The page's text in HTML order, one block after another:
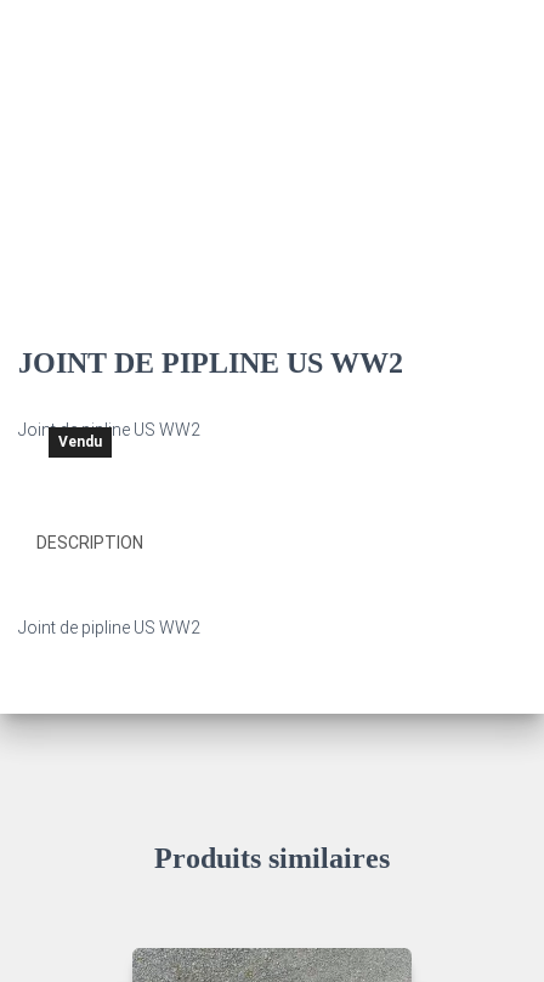
Vendu
JOINT DE PIPLINE US WW2
Joint de pipline US WW2
DESCRIPTION
Joint de pipline US WW2
Produits similaires